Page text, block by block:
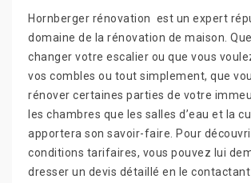
Hornberger rénovation est un expert
domaine de la rénovation de maison.
changer votre escalier ou que vous
vos combles ou tout simplement, que
rénover certaines parties de votre
les chambres que les salles d’eau et la
apportera son savoir-faire. Pour
conditions tarifaires, vous pouvez lui
dresser un devis détaillé en le